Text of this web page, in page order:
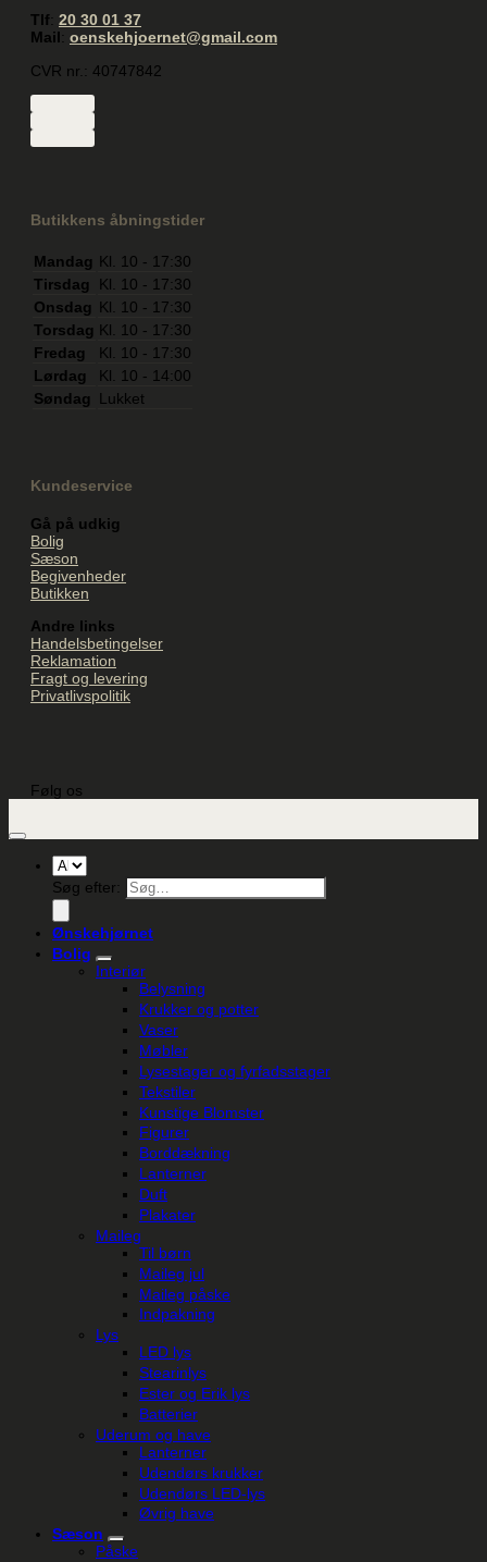
Tlf: 20 30 01 37
Mail: oenskehjoernet@gmail.com
CVR nr.: 40747842
Butikkens åbningstider
Mandag Kl. 10 - 17:30
Tirsdag
Kl. 10 - 17:30
Onsdag Kl. 10 - 17:30
Torsdag Kl. 10 - 17:30
Fredag
Kl. 10 - 17:30
Lørdag
Kl. 10 - 14:00
Søndag
Lukket
Kundeservice
Gå på udkig
Bolig
Sæson
Begivenheder
Butikken
Andre links
Handelsbetingelser
Reklamation
Fragt og levering
Privatlivspolitik
Følg os
Søg efter:
Ønskehjørnet
Bolig
Interiør
Belysning
Krukker og potter
Vaser
Møbler
Lysestager og fyrfadsstager
Tekstiler
Kunstige Blomster
Figurer
Borddækning
Lanterner
Duft
Plakater
Maileg
Til børn
Maileg jul
Maileg påske
Indpakning
Lys
LED lys
Stearinlys
Ester og Erik lys
Batterier
Uderum og have
Lanterner
Udendørs krukker
Udendørs LED-lys
Øvrig have
Sæson
Påske